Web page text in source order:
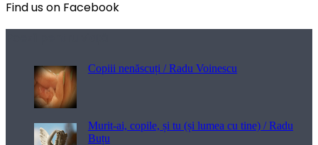
Find us on Facebook
Copiii nenăscuți / Radu Voinescu
Murit-ai, copile, și tu (și lumea cu tine) / Radu
Buțu